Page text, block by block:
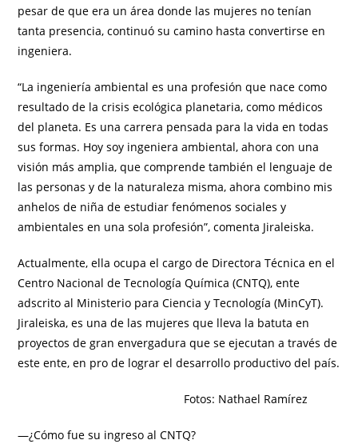
pesar de que era un área donde las mujeres no tenían
tanta presencia, continuó su camino hasta convertirse en
ingeniera.
“La ingeniería ambiental es una profesión que nace como
resultado de la crisis ecológica planetaria, como médicos
del planeta. Es una carrera pensada para la vida en todas
sus formas. Hoy soy ingeniera ambiental, ahora con una
visión más amplia, que comprende también el lenguaje de
las personas y de la naturaleza misma, ahora combino mis
anhelos de niña de estudiar fenómenos sociales y
ambientales en una sola profesión”, comenta Jiraleiska.
Actualmente, ella ocupa el cargo de Directora Técnica en el
Centro Nacional de Tecnología Química (CNTQ), ente
adscrito al Ministerio para Ciencia y Tecnología (MinCyT).
Jiraleiska, es una de las mujeres que lleva la batuta en
proyectos de gran envergadura que se ejecutan a través de
este ente, en pro de lograr el desarrollo productivo del país.
Fotos: Nathael Ramírez
—¿Cómo fue su ingreso al CNTQ?